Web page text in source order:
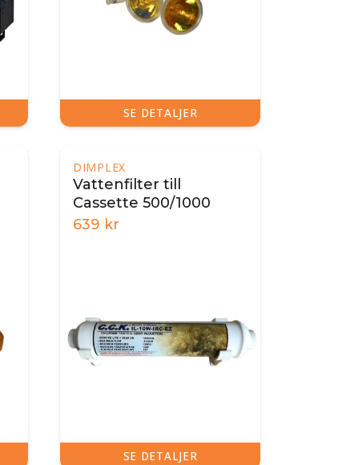
SE DETALJER
DIMPLEX
Vattenfilter till
Cassette 500/1000
639 kr
SE DETALJER